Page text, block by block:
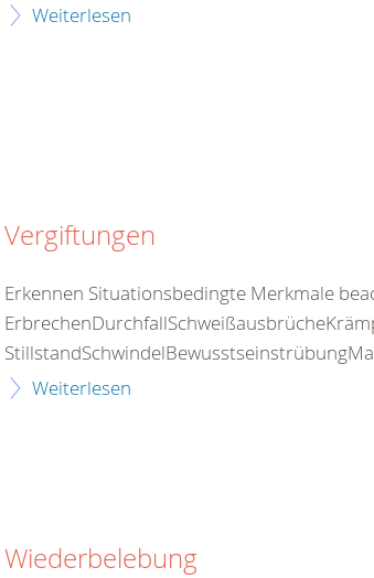
Weiterlesen
Vergiftungen
Erkennen Situationsbedingte Merkmale
Weiterlesen
Wiederbelebung